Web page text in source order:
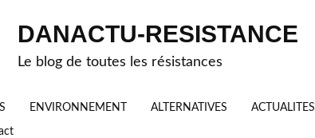
DANACTU-RESISTANCE
Le blog de toutes les résistances
ENVIRONNEMENT ALTERNATIVES ACTUALITES